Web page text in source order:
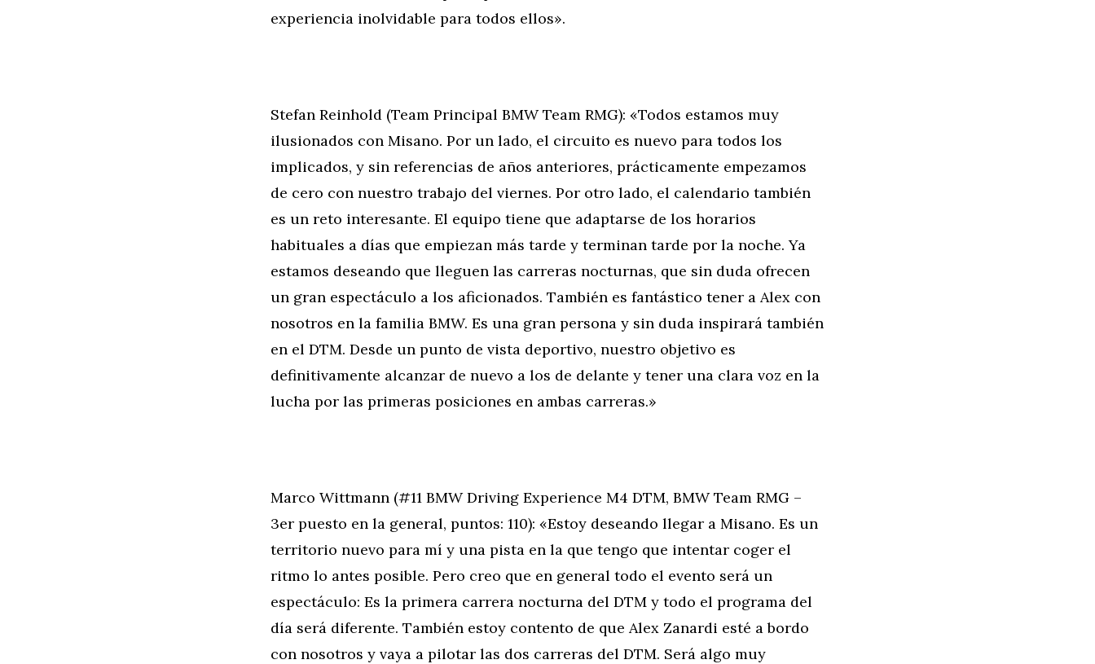
experiencia inolvidable para todos ellos».
Stefan Reinhold (Team Principal BMW Team RMG): «Todos estamos muy
ilusionados con Misano. Por un lado, el circuito es nuevo para todos los
implicados, y sin referencias de años anteriores, prácticamente empezamos
de cero con nuestro trabajo del viernes. Por otro lado, el calendario también
es un reto interesante. El equipo tiene que adaptarse de los horarios
habituales a días que empiezan más tarde y terminan tarde por la noche. Ya
estamos deseando que lleguen las carreras nocturnas, que sin duda ofrecen
un gran espectáculo a los aficionados. También es fantástico tener a Alex con
nosotros en la familia BMW. Es una gran persona y sin duda inspirará también
en el DTM. Desde un punto de vista deportivo, nuestro objetivo es
definitivamente alcanzar de nuevo a los de delante y tener una clara voz en la
lucha por las primeras posiciones en ambas carreras.»
Marco Wittmann (#11 BMW Driving Experience M4 DTM, BMW Team RMG –
3er puesto en la general, puntos: 110): «Estoy deseando llegar a Misano. Es un
territorio nuevo para mí y una pista en la que tengo que intentar coger el
ritmo lo antes posible. Pero creo que en general todo el evento será un
espectáculo: Es la primera carrera nocturna del DTM y todo el programa del
día será diferente. También estoy contento de que Alex Zanardi esté a bordo
con nosotros y vaya a pilotar las dos carreras del DTM. Será algo muy